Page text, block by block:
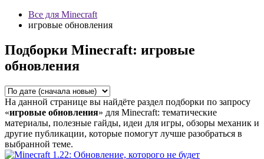
Все для Minecraft
игровые обновления
Подборки Minecraft: игровые
обновления
На данной странице вы найдёте раздел подборки по запросу
«игровые обновления» для Minecraft: тематические
материалы, полезные гайды, идеи для игры, обзоры механик и
другие публикации, которые помогут лучше разобраться в
выбранной теме.